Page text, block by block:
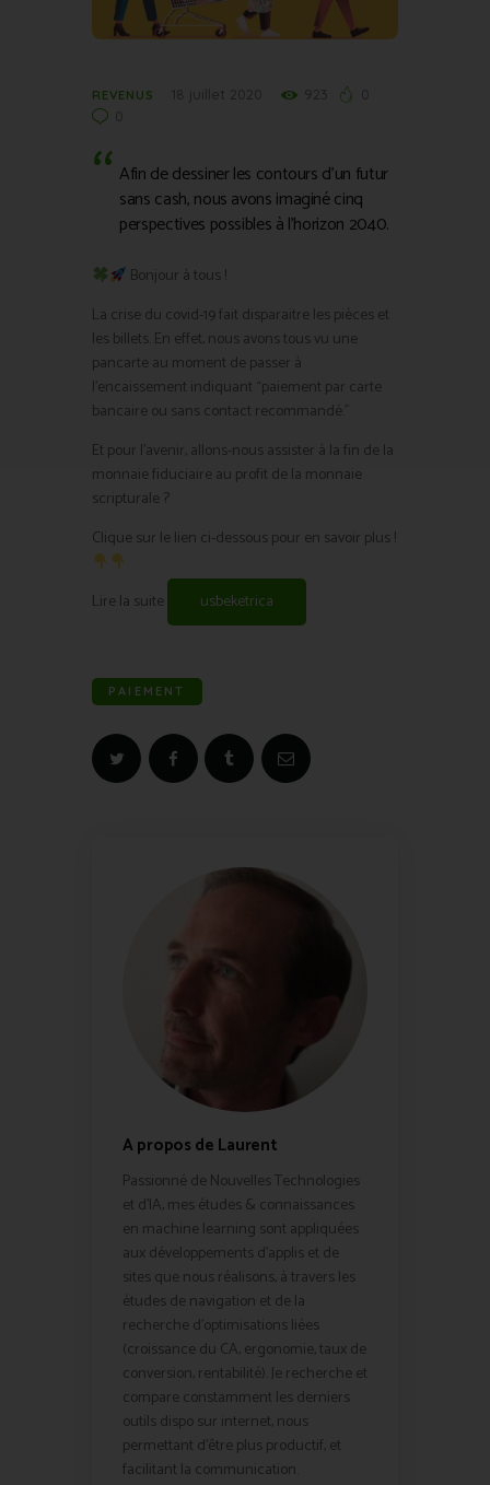
REVENUS
Afin de dessiner les contours d’un futur
sans cash, nous avons imaginé cinq
perspectives possibles à l’horizon 2040.
Bonjour à tous !
La crise du covid-19 fait disparaitre les pièces et
les billets. En effet, nous avons tous vu une
pancarte au moment de passer à
l’encaissement indiquant “paiement par carte
bancaire ou sans contact recommandé.”
Et pour l’avenir, allons-nous assister à la fin de la
monnaie fiduciaire au profit de la monnaie
scripturale ?
Clique sur le lien ci-dessous pour en savoir plus !
Lire la suite usbeketrica
PAIEMENT
A propos de Laurent
Passionné de Nouvelles Technologies
et d'IA, mes études & connaissances
en machine learning sont appliquées
aux développements d'applis et de
sites que nous réalisons, à travers les
études de navigation et de la
recherche d'optimisations liées
(croissance du CA, ergonomie, taux de
conversion, rentabilité). Je recherche et
compare constamment les derniers
outils dispo sur internet, nous
permettant d'être plus productif, et
facilitant la communication.